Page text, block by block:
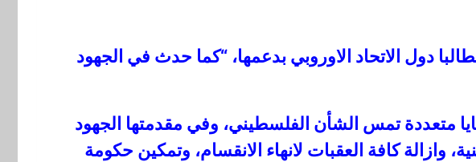
دول الاتحاد الاوروبي بدعمها، “كما حدث في الجهود
متعددة تمس الشأن الفلسطيني، وفي مقدمتها الجهود
وازالة كافة العقبات لانهاء الانقسام، وتمكين حكومة